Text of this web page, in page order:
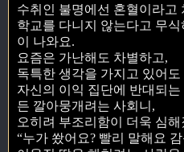
수취인 불명에선 혼혈이라고
학교를 다니지 않는다고 무
이 나와요.
요즘은 가난해도 차별하고,
독특한 생각을 가지고 있어도
자신의 이익 집단에 반대되
든 깔아뭉개려는 사회니,
오히려 부조리함이 더욱 심
“누가 쐈어요? 빨리 말해요